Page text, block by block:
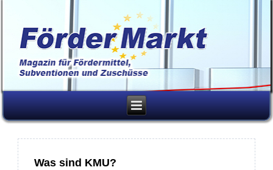
Was sind KMU?